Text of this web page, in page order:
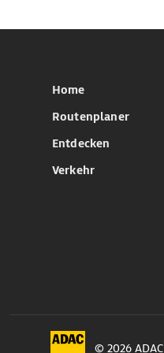
Home
Routenplaner
Entdecken
Verkehr
© 2026 ADAC